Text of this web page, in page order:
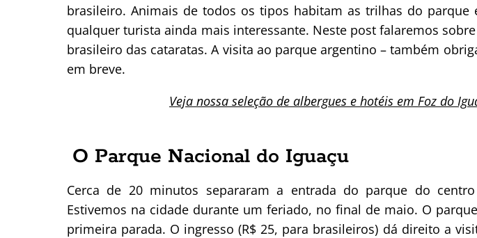
brasileiro. Animais de todos os tipos habitam as trilhas do parque
qualquer turista ainda mais interessante. Neste post falaremos
brasileiro das cataratas. A visita ao parque argentino – também
em breve.
Veja nossa seleção de albergues e hotéis em Foz do
O Parque Nacional do Iguaçu
Cerca de 20 minutos separaram a entrada do parque do
Estivemos na cidade durante um feriado, no final de maio. O
primeira parada. O ingresso (R$ 25, para brasileiros) dá direito a